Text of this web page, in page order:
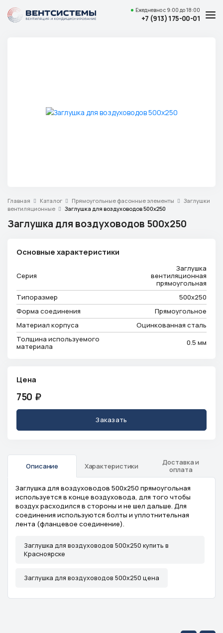
Ежедневнос 9:00 до 18:00
+7 (913) 175-00-01
Полезные статьи
Красноярск,
ул. Свердловская, 15 ст29, офис 4
Телефон
Режим работы
Эл. почта
Бесплатная консультация
Главная Каталог Прямоугольные фасонные элементы
Заглушки
вентиляционные
Заглушка для воздуховодов 500x250
Заглушка для воздуховодов 500x250
Основные характеристики
Серия
Заглушка
вентиляционная
прямоугольная
Типоразмер
500x250
Форма соединения
Прямоугольное
Материал корпуса
Оцинкованная сталь
Толщина используемого
материала
0.5 мм
Цена
750 ₽
Заказать
Описание Характеристики
Доставка и
оплата
Заглушка для воздуховодов 500x250 прямоугольная
используется в конце воздуховода, для того чтобы
воздух расходился в стороны и не шел дальше. Для
соединения используются болты и уплотнительная
лента (фланцевое соединение).
Заглушка для воздуховодов 500x250 купить в
Красноярске
Заглушка для воздуховодов 500x250 цена